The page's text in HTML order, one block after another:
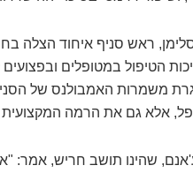
ראש סניף איחוד הצלה
הטיפול במטופלים ובפצועים
משמרות האמבולנס של
אלא גם את הרמה
שהינו תושב חריש, אמר: